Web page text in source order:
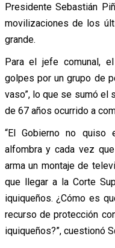
Presidente Sebastián
movilizaciones de los
grande.
Para el jefe comunal,
golpes por un grupo de
vaso”, lo que se sumó el
de 67 años ocurrido a
“El Gobierno no quiso
alfombra y cada vez
arma un montaje de
que llegar a la Corte
iquiqueños. ¿Cómo es
recurso de protección
iquiqueños?”, cuestionó